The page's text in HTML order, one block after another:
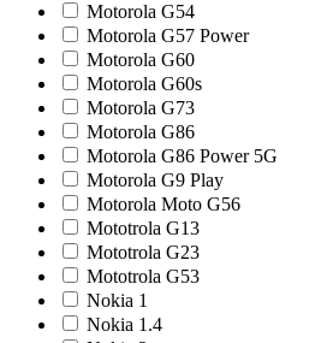
Motorola G54
Motorola G57 Power
Motorola G60
Motorola G60s
Motorola G73
Motorola G86
Motorola G86 Power 5G
Motorola G9 Play
Motorola Moto G56
Mototrola G13
Mototrola G23
Mototrola G53
Nokia 1
Nokia 1.4